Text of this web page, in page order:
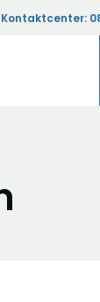
Kontaktcenter: